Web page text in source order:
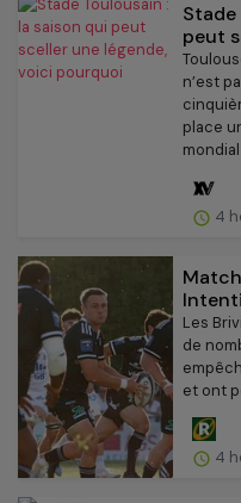
Stade
peut
n’est
place
4
Les
de
et ont
4